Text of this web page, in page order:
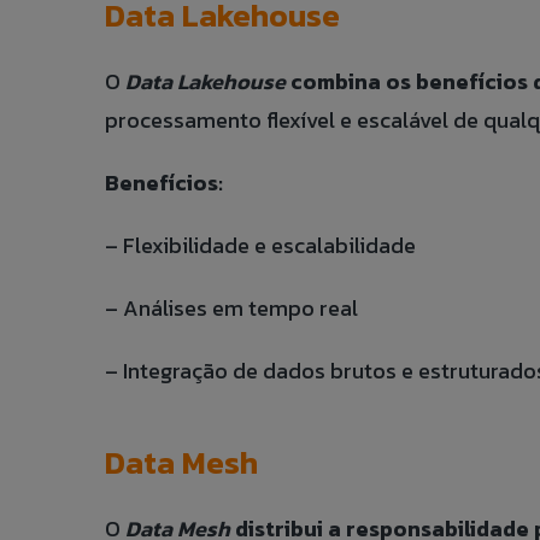
Data Lakehouse
O Data Lakehousecombina os benefícios
processamento flexível e escalável de
Benefícios:
– Flexibilidade e escalabilidade
– Análises em tempo real
– Integração de dados brutos e
Data Mesh
O Data Meshdistribui a responsabilidade
Fale
Talk
E-MAIL: